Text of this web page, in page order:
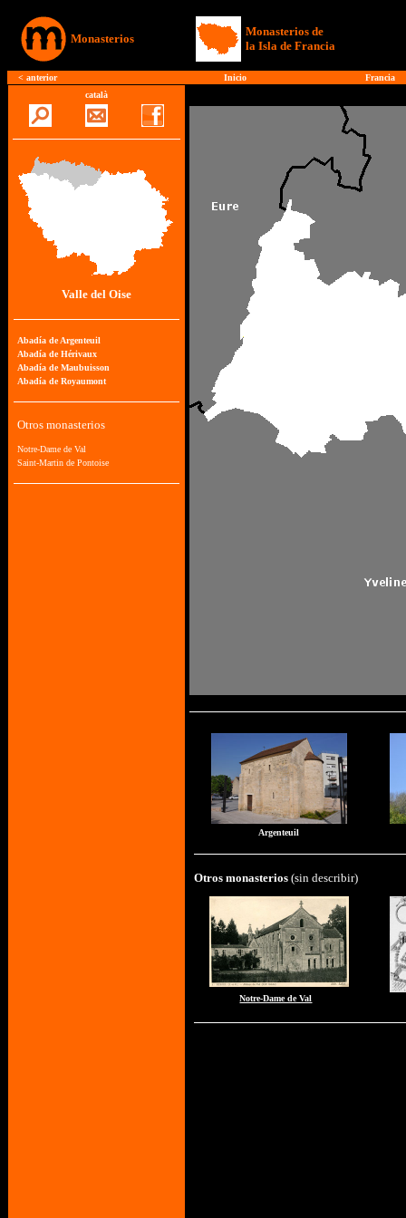
Monasterios
Monasterios de
la Isla de Francia
< anterior Inicio
Francia
català
Valle del Oise
Argenteuil
Otros monasterios (sin describir)
Notre-Dame de Val